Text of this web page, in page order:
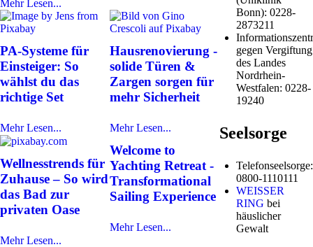
Mehr Lesen...
PA-Systeme für
Einsteiger: So
wählst du das
richtige Set
Mehr Lesen...
Hausrenovierung -
solide Türen &
Zargen sorgen für
mehr Sicherheit
Mehr Lesen...
Wellnesstrends für
Zuhause – So wird
das Bad zur
privaten Oase
Mehr Lesen...
Welcome to
Yachting Retreat -
Transformational
Sailing Experience
Mehr Lesen...
Bonn): 0228-
2873211
gegen Vergiftung
des Landes
Nordrhein-
Westfalen: 0228-
19240
Seelsorge
Telefonseelsorge:
0800-1110111
WEISSER
RING bei
häuslicher
Gewalt